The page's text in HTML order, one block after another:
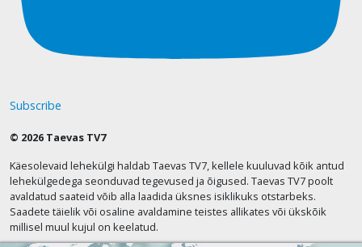
Subscribe
© 2026 Taevas TV7
Käesolevaid lehekülgi haldab Taevas TV7, kellele kuuluvad kõik antud
lehekülgedega seonduvad tegevused ja õigused. Taevas TV7 poolt
avaldatud saateid võib alla laadida üksnes isiklikuks otstarbeks.
Saadete täielik või osaline avaldamine teistes allikates või ükskõik
millisel muul kujul on keelatud.